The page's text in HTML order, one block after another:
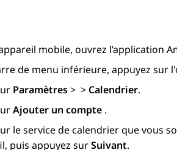
mobile, ouvrez l’application
de menu inférieure, appuyez sur
Paramètres> > Calendrier.
Ajouter un compte .
le service de calendrier que vous
puis appuyez surSuivant.